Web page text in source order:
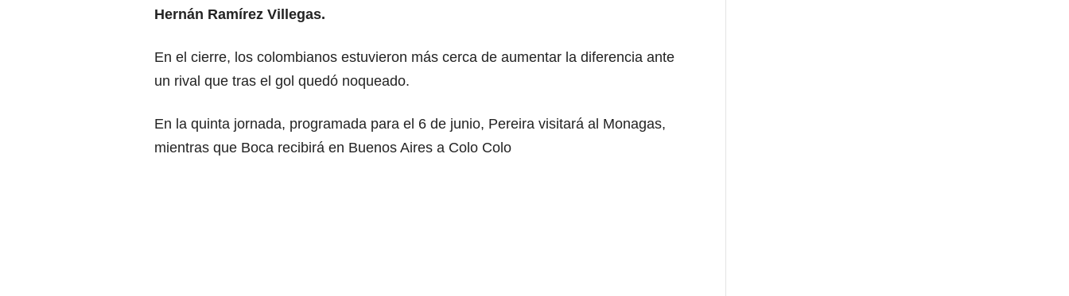
Hernán Ramírez Villegas.
En el cierre, los colombianos estuvieron más cerca de aumentar la diferencia ante
un rival que tras el gol quedó noqueado.
En la quinta jornada, programada para el 6 de junio, Pereira visitará al Monagas,
mientras que Boca recibirá en Buenos Aires a Colo Colo